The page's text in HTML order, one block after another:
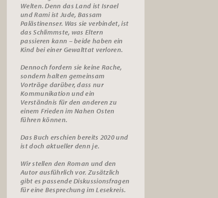
Welten. Denn das Land ist Israel
und Rami ist Jude, Bassam
Palästinenser. Was sie verbindet, ist
das Schlimmste, was Eltern
passieren kann – beide haben ein
Kind bei einer Gewalttat verloren.
Dennoch fordern sie keine Rache,
sondern halten gemeinsam
Vorträge darüber, dass nur
Kommunikation und ein
Verständnis für den anderen zu
einem Frieden im Nahen Osten
führen können.
Das Buch erschien bereits 2020 und
ist doch aktueller denn je.
Wir stellen den Roman und den
Autor ausführlich vor. Zusätzlich
gibt es passendeDiskussionsfragen
für eine Besprechung im Lesekreis.